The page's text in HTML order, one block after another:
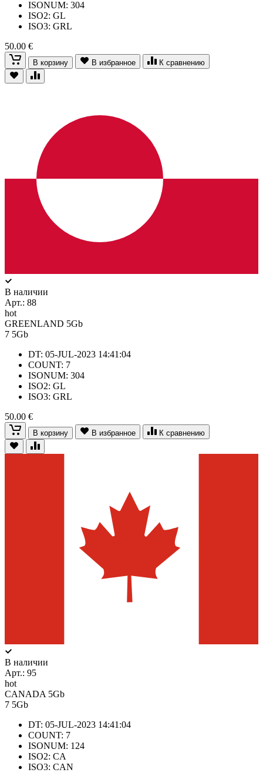
ISONUM: 304
ISO2: GL
ISO3: GRL
50.00 €
В корзину В избранное К сравнению
В наличии
Арт.: 88
hot
GREENLAND 5Gb
7 5Gb
DT: 05-JUL-2023 14:41:04
COUNT: 7
ISONUM: 304
ISO2: GL
ISO3: GRL
50.00 €
В корзину В избранное К сравнению
В наличии
Арт.: 95
hot
CANADA 5Gb
7 5Gb
DT: 05-JUL-2023 14:41:04
COUNT: 7
ISONUM: 124
ISO2: CA
ISO3: CAN